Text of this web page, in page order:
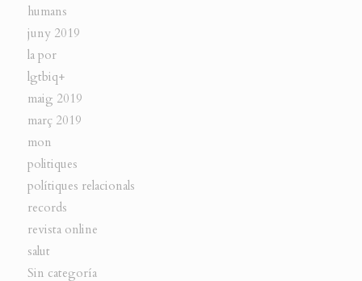
humans
juny 2019
la por
lgtbiq+
maig 2019
març 2019
mon
politiques
polítiques relacionals
records
revista online
salut
Sin categoría